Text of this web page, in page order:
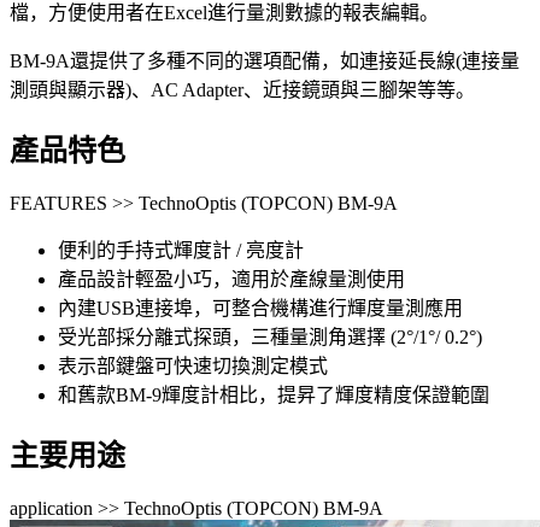
檔，方便使用者在Excel進行量測數據的報表編輯。
BM-9A還提供了多種不同的選項配備，如連接延長線(連接量
測頭與顯示器)、AC Adapter、近接鏡頭與三腳架等等。
產品特色
FEATURES >> TechnoOptis (TOPCON) BM-9A
便利的手持式輝度計 / 亮度計
產品設計輕盈小巧，適用於產線量測使用
內建USB連接埠，可整合機構進行輝度量測應用
受光部採分離式探頭，三種量測角選擇 (2°/1°/ 0.2°)
表示部鍵盤可快速切換測定模式
和舊款BM-9輝度計相比，提昇了輝度精度保證範圍
主要用途
application >> TechnoOptis (TOPCON) BM-9A